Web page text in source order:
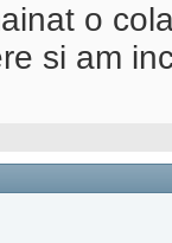
o
si am